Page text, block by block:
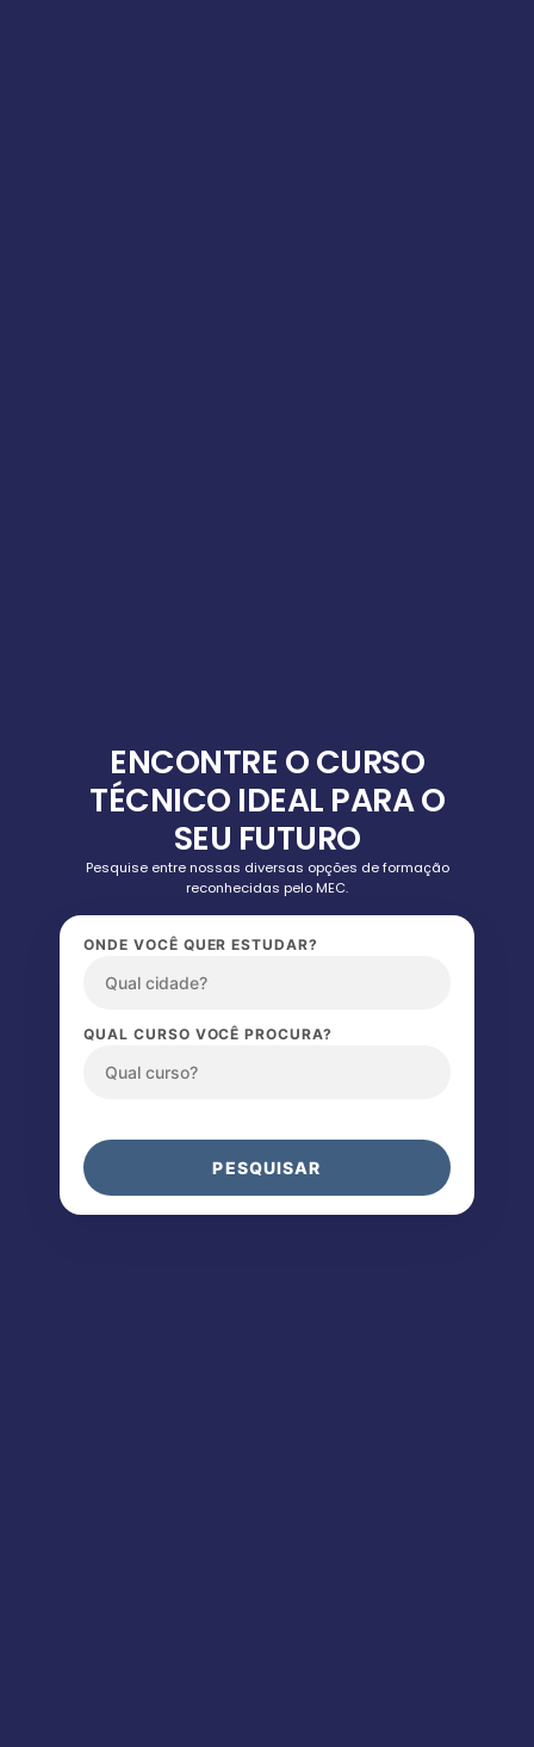
ENCONTRE O CURSO
TÉCNICO IDEAL PARA O
SEU FUTURO
Pesquise entre nossas diversas opções de formação
reconhecidas pelo MEC.
ONDE VOCÊ QUER ESTUDAR?
QUAL CURSO VOCÊ PROCURA?
PESQUISAR